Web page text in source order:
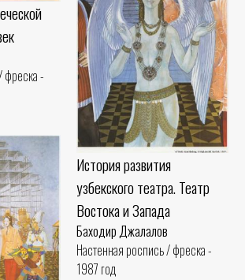
фреска -
История развития
узбекского театра. Театр
Востока и Запада
Баходир Джалалов
Настенная роспись / фреска -
1987 год